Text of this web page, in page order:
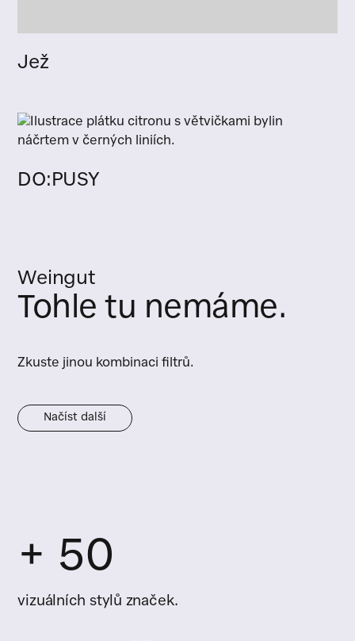
Jež
DO:PUSY
Weingut
Tohle tu nemáme.
Zkuste jinou kombinaci filtrů.
Načíst další
+ 50
vizuálních stylů značek.